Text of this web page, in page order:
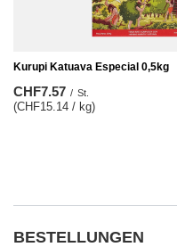
Kurupi Katuava Especial 0,5kg
CHF7.57 / St.
(CHF15.14 / kg)
BESTELLUNGEN